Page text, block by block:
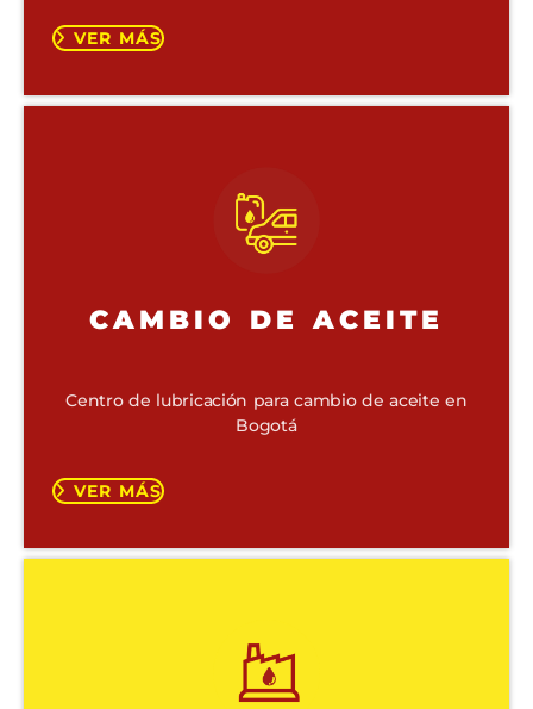
VER MÁS
CAMBIO DE ACEITE
Centro de lubricación para cambio de aceite en
Bogotá
VER MÁS